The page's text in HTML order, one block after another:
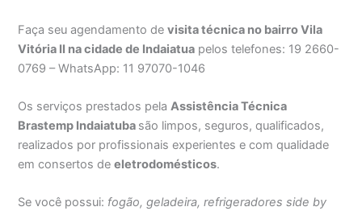
Faça seu agendamento devisita técnica no bairro Vila
Vitória II na cidade de Indaiatua pelos telefones: 19 2660-
0769 – WhatsApp: 11 97070-1046
Os serviços prestados pelaAssistência Técnica
Brastemp Indaiatuba são limpos, seguros, qualificados,
realizados por profissionais experientes e com qualidade
em consertos deeletrodomésticos.
Se você possui: fogão, geladeira, refrigeradores side by